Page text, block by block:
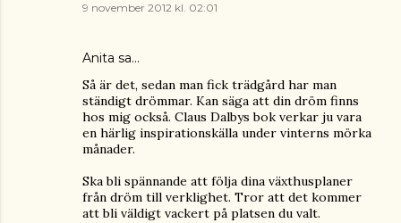
9 november 2012 kl. 02:01
Anita sa…
Så är det, sedan man fick trädgård har man
ständigt drömmar. Kan säga att din dröm finns
hos mig också. Claus Dalbys bok verkar ju vara
en härlig inspirationskälla under vinterns mörka
månader.
Ska bli spännande att följa dina växthusplaner
från dröm till verklighet. Tror att det kommer
att bli väldigt vackert på platsen du valt.